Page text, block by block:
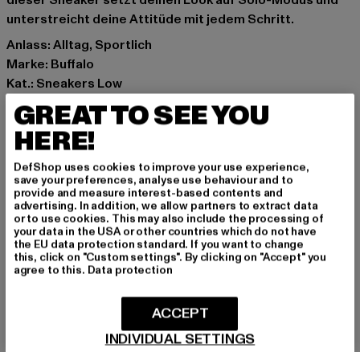
unterstreicht deine Attitüde mit jedem Schritt.
Anlass: Alltag, Sportlich
Marke: Buffalo
Kat.: Sneakers Low
Farbe: schwarz
Hersteller Farbe: black
Obermaterial: sonstiges Material
Innenfutter: Textil
Art.Nr: 1636578-00007
Hersteller: Buffalo Boots GmbH |service-de@buffalo-
boots.com
Schanzenstraße 41 | 51063 Köln | DE
GRÖSSE & PASSFORM
GREAT TO SEE YOU
HERE!
DefShop uses cookies to improve your use experience,
save your preferences, analyse use behaviour and to
provide and measure interest-based contents and
advertising. In addition, we allow partners to extract data
or to use cookies. This may also include the processing of
your data in the USA or other countries which do not have
the EU data protection standard. If you want to change
this, click on "Custom settings". By clicking on "Accept" you
agree to this. Data protection
INDIVIDUAL SETTINGS
ACCEPT